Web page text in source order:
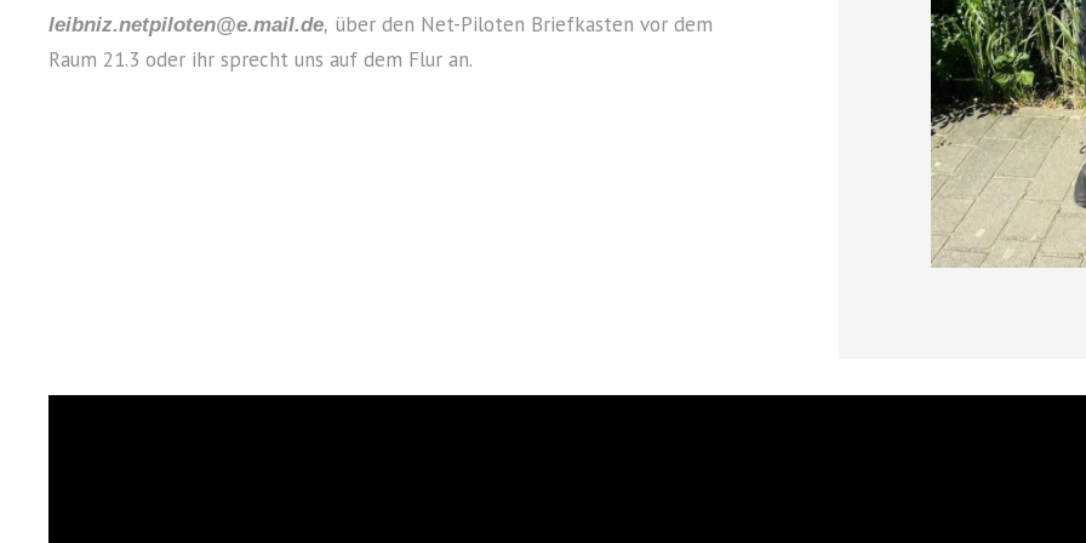
leibniz.netpiloten@e.mail.de, über den Net-Piloten Briefkasten vor dem
Raum 21.3 oder ihr sprecht uns auf dem Flur an.